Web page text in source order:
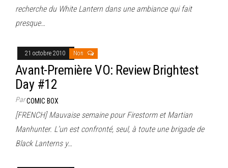
recherche du White Lantern dans une ambiance qui fait
presque…
21 octobre 2010 Non
Avant-Première VO: Review Brightest
Day #12
ParCOMIC BOX
[FRENCH] Mauvaise semaine pour Firestorm et Martian
Manhunter. L’un est confronté, seul, à toute une brigade de
Black Lanterns y…